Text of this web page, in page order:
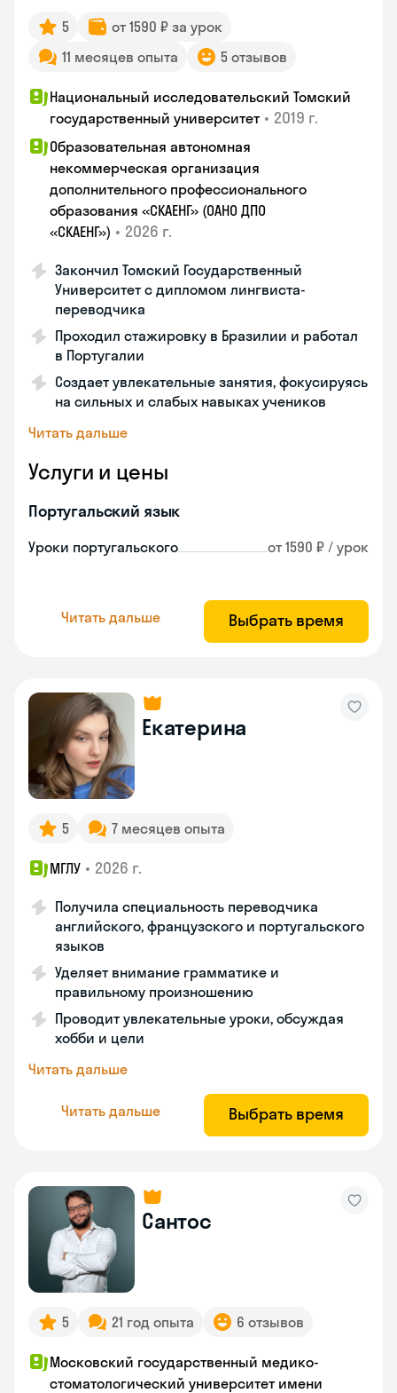
5
от 1590 ₽ за урок
11 месяцев опыта
5 отзывов
Национальный исследовательский Томский
государственный университет • 2019 г.
Образовательная автономная
некоммерческая организация
дополнительного профессионального
образования «СКАЕНГ» (ОАНО ДПО
«СКАЕНГ») • 2026 г.
Закончил Томский Государственный
Университет с дипломом лингвиста-
переводчика
Проходил стажировку в Бразилии и работал
в Португалии
Создает увлекательные занятия, фокусируясь
на сильных и слабых навыках учеников
Читать дальше
Услуги и цены
Португальский язык
Уроки португальского от 1590 ₽ / урок
Читать дальше Выбрать время
Екатерина
5 7 месяцев опыта
МГЛУ • 2026 г.
Получила специальность переводчика
английского, французского и португальского
языков
Уделяет внимание грамматике и
правильному произношению
Проводит увлекательные уроки, обсуждая
хобби и цели
Читать дальше
Читать дальше Выбрать время
Сантос
5 21 год опыта 6 отзывов
Московский государственный медико-
стоматологический университет имени